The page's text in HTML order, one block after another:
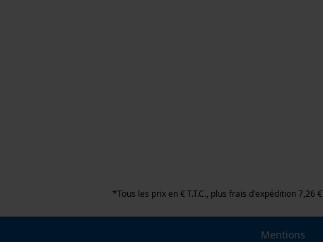
*Tous les prix en € T.T.C., plus frais d'expédition
Mentions